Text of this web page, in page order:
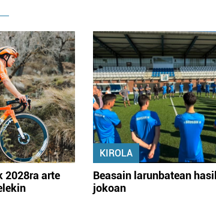
2028ra arte
KIROLA
Beasain larunbatean
jokoan